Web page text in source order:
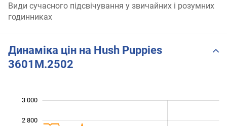
Види сучасного підсвічування у звичайних і розумних
годинниках
Динаміка цін на Hush Puppies
3601M.2502
2 800
3 000